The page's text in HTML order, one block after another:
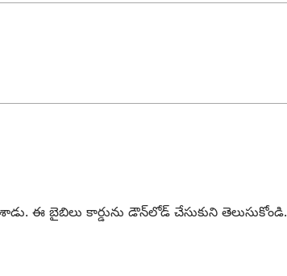
బైబిలు కార్డును డౌన్‌లోడ్‌ చేసుకుని తెలుసుకోండి.